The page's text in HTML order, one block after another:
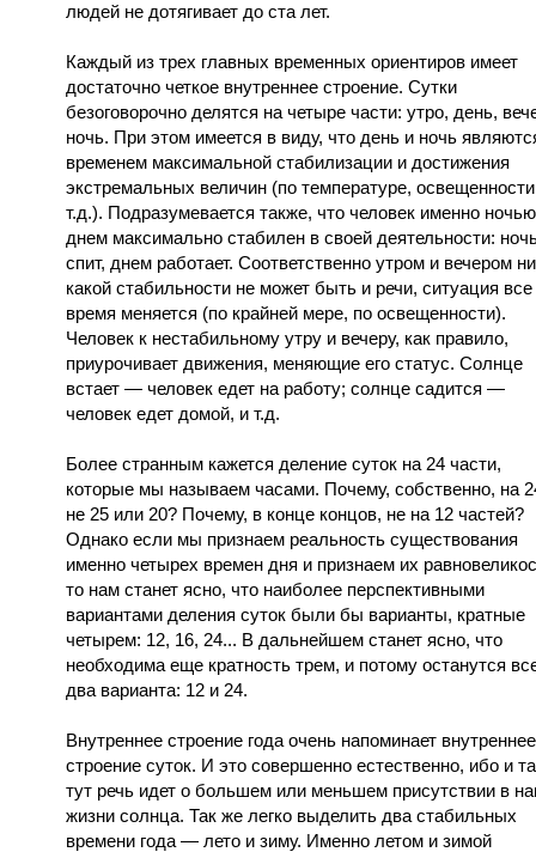
людей не дотягивает до ста лет.
Каждый из трех главных временных ориентиров имеет
достаточно четкое внутреннее строение. Сутки
безоговорочно делятся на четыре части: утро, день,
ночь. При этом имеется в виду, что день и ночь
временем максимальной стабилизации и достижения
экстремальных величин (по температуре,
т.д.). Подразумевается также, что человек именно
днем максимально стабилен в своей деятельности:
спит, днем работает. Соответственно утром и вечером
какой стабильности не может быть и речи, ситуация все
время меняется (по крайней мере, по освещенности).
Человек к нестабильному утру и вечеру, как правило,
приурочивает движения, меняющие его статус. Солнце
встает — человек едет на работу; солнце садится —
человек едет домой, и т.д.
Более странным кажется деление суток на 24 части,
которые мы называем часами. Почему, собственно, на
не 25 или 20? Почему, в конце концов, не на 12 частей?
Однако если мы признаем реальность существования
именно четырех времен дня и признаем их
то нам станет ясно, что наиболее перспективными
вариантами деления суток были бы варианты, кратные
четырем: 12, 16, 24... В дальнейшем станет ясно, что
необходима еще кратность трем, и потому останутся
два варианта: 12 и 24.
Внутреннее строение года очень напоминает внутреннее
строение суток. И это совершенно естественно, ибо и
тут речь идет о большем или меньшем присутствии в
жизни солнца. Так же легко выделить два стабильных
времени года — лето и зиму. Именно летом и зимой